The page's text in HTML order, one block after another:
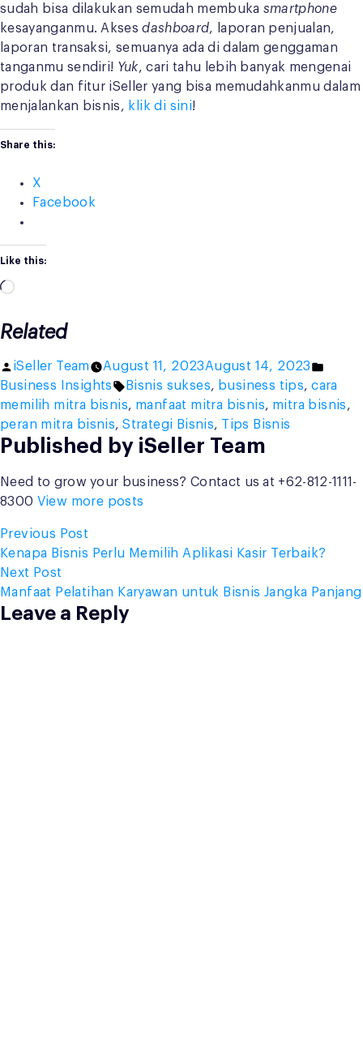
sudah bisa dilakukan semudah membuka smartphone
kesayanganmu. Aksesdashboard, laporan penjualan,
laporan transaksi, semuanya ada di dalam genggaman
tanganmu sendiri! Yuk, cari tahu lebih banyak mengenai
produk dan fitur iSeller yang bisa memudahkanmu dalam
menjalankan bisnis, klik di sini!
Share this:
X
Facebook
Like this:
Loading…
Related
Posted
by
iSeller Team August 11, 2023August 14, 2023
in
Business Insights Tags:
Bisnis sukses, business tips,cara
memilih mitra bisnis, manfaat mitra bisnis, mitra bisnis,
peran mitra bisnis,Strategi Bisnis, Tips Bisnis
Published by iSeller Team
Need to grow your business? Contact us at +62-812-1111-
8300 View more posts
Post
navigation
Previous Post
post:
Kenapa Bisnis Perlu Memilih Aplikasi Kasir Terbaik?
Next Post
post:
Manfaat Pelatihan Karyawan untuk Bisnis Jangka Panjang
Leave a Reply